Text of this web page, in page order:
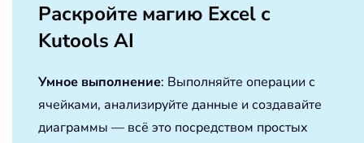
Раскройте магию Excel с
Kutools AI
Умное выполнение: Выполняйте операции с
ячейками, анализируйте данные и создавайте
диаграммы — всё это посредством простых